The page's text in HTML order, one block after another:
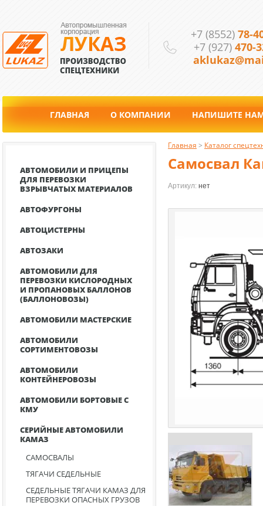
+7 (8552) 78-
+7 (927) 470-
ГЛАВНАЯ О КОМПАНИИ НАПИШИТЕ
АВТОМОБИЛИ И ПРИЦЕПЫ
ДЛЯ ПЕРЕВОЗКИ
ВЗРЫВЧАТЫХ МАТЕРИАЛОВ
АВТОФУРГОНЫ
АВТОЦИСТЕРНЫ
АВТОЗАКИ
АВТОМОБИЛИ ДЛЯ
ПЕРЕВОЗКИ КИСЛОРОДНЫХ
И ПРОПАНОВЫХ БАЛЛОНОВ
(БАЛЛОНОВОЗЫ)
АВТОМОБИЛИ МАСТЕРСКИЕ
АВТОМОБИЛИ
СОРТИМЕНТОВОЗЫ
АВТОМОБИЛИ
КОНТЕЙНЕРОВОЗЫ
АВТОМОБИЛИ БОРТОВЫЕ С
КМУ
СЕРИЙНЫЕ АВТОМОБИЛИ
КАМАЗ
САМОСВАЛЫ
ТЯГАЧИ СЕДЕЛЬНЫЕ
СЕДЕЛЬНЫЕ ТЯГАЧИ КАМАЗ ДЛЯ
ПЕРЕВОЗКИ ОПАСНЫХ ГРУЗОВ
Главная > Каталог
Самосвал
Артикул: нет